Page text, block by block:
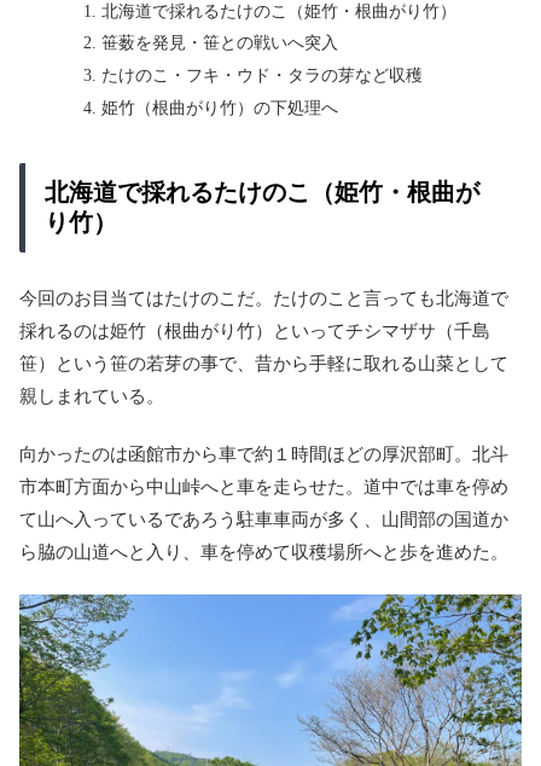
北海道で採れるたけのこ（姫竹・根曲がり竹）
笹薮を発見・笹との戦いへ突入
たけのこ・フキ・ウド・タラの芽など収穫
姫竹（根曲がり竹）の下処理へ
北海道で採れるたけのこ（姫竹・根曲が
り竹）
今回のお目当てはたけのこだ。たけのこと言っても北海道で
採れるのは姫竹（根曲がり竹）といってチシマザサ（千島
笹）という笹の若芽の事で、昔から手軽に取れる山菜として
親しまれている。
向かったのは函館市から車で約１時間ほどの厚沢部町。北斗
市本町方面から中山峠へと車を走らせた。道中では車を停め
て山へ入っているであろう駐車車両が多く、山間部の国道か
ら脇の山道へと入り、車を停めて収穫場所へと歩を進めた。